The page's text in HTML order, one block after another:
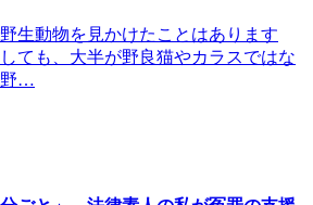
生動物を見かけたことはあります
ても、大半が野良猫やカラスではな
野…